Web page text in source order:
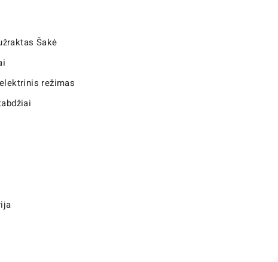
Šakė
režimas